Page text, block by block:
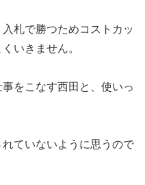
札で勝つためコストカッ
いきません。
をこなす西田と、使いっ
ていないように思うので